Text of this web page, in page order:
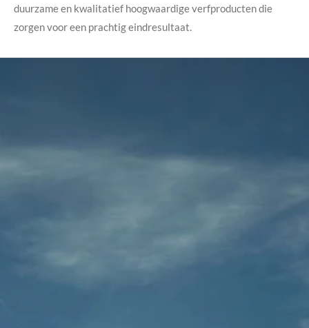
duurzame en kwalitatief hoogwaardige verfproducten die
zorgen voor een prachtig eindresultaat.